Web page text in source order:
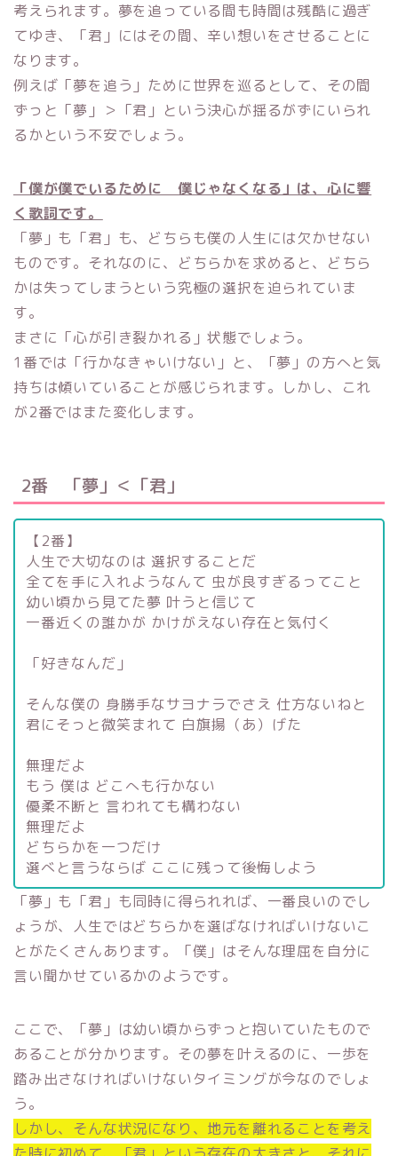
考えられます。夢を追っている間も時間は残酷に過ぎ
てゆき、「君」にはその間、辛い想いをさせることに
なります。
例えば「夢を追う」ために世界を巡るとして、その間
ずっと「夢」＞「君」という決心が揺るがずにいられ
るかという不安でしょう。
「僕が僕でいるために 僕じゃなくなる」は、心に響
く歌詞です。
「夢」も「君」も、どちらも僕の人生には欠かせない
ものです。それなのに、どちらかを求めると、どちら
かは失ってしまうという究極の選択を迫られていま
す。
まさに「心が引き裂かれる」状態でしょう。
1番では「行かなきゃいけない」と、「夢」の方へと気
持ちは傾いていることが感じられます。しかし、これ
が2番ではまた変化します。
2番 「夢」＜「君」
【2番】
人生で大切なのは 選択することだ
全てを手に入れようなんて 虫が良すぎるってこと
幼い頃から見てた夢 叶うと信じて
一番近くの誰かが かけがえない存在と気付く
「好きなんだ」
そんな僕の 身勝手なサヨナラでさえ 仕方ないねと
君にそっと微笑まれて 白旗揚（あ）げた
無理だよ
もう 僕は どこへも行かない
優柔不断と 言われても構わない
無理だよ
どちらかを一つだけ
選べと言うならば ここに残って後悔しよう
「夢」も「君」も同時に得られれば、一番良いのでし
ょうが、人生ではどちらかを選ばなければいけないこ
とがたくさんあります。「僕」はそんな理屈を自分に
言い聞かせているかのようです。
ここで、「夢」は幼い頃からずっと抱いていたもので
あることが分かります。その夢を叶えるのに、一歩を
踏み出さなければいけないタイミングが今なのでしょ
う。
しかし、そんな状況になり、地元を離れることを考え